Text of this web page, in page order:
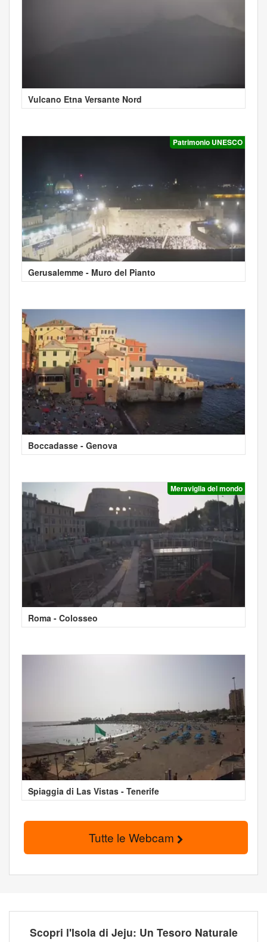
Vulcano Etna Versante Nord
Patrimonio UNESCO
Gerusalemme - Muro del Pianto
Boccadasse - Genova
Meraviglia del mondo
Roma - Colosseo
Spiaggia di Las Vistas - Tenerife
Tutte le Webcam
Scopri l'Isola di Jeju: Un Tesoro Naturale